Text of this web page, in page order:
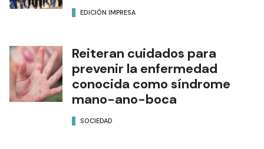
EDICIÓN IMPRESA
Reiteran cuidados para
prevenir la enfermedad
conocida como síndrome
mano-ano-boca
SOCIEDAD